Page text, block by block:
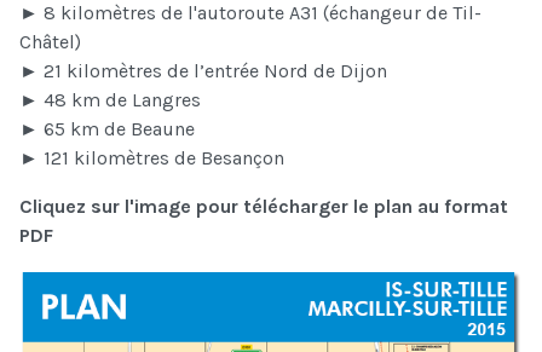
► 8 kilomètres de l'autoroute A31 (échangeur de Til-
Châtel)
► 21 kilomètres de l’entrée Nord de Dijon
► 48 km de Langres
► 65 km de Beaune
► 121 kilomètres de Besançon
Cliquez sur l'image pour télécharger le plan au format
PDF